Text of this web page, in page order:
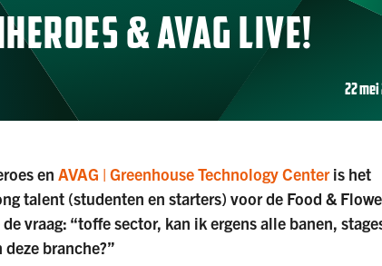
& AVAG LIVE!
22 mei
enAVAG | Greenhouse Technology Centeris het
talent (studenten en starters) voor de Food &
vraag: “toffe sector, kan ik ergens alle banen,
branche?”